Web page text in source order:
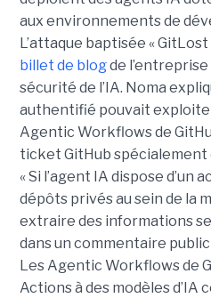
aux environnements de
L’attaque baptisée «
billet de blogde l’entreprise
sécurité de l’IA. Noma
authentifié pouvait
Agentic Workflows de
ticket GitHub spécialement
« Si l’agent IA dispose d’un
dépôts privés au sein de la
extraire des informations
dans un commentaire
Les Agentic Workflows de
Actions à des modèles d’IA